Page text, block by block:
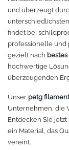
Solventdrucker
Stickmaschinen
3D-Drucker
Oracal 951
Oracal 961
Oracal 970
Oracal 970RA
Oracal 975
Oracal 451
Foison
P-Cut
Mimaki
Mutoh
Redsail
Jacken
Caps
Taschen
Ausrüstung
Angebote
Anmelden
und überzeugt
findet bei
professionelle und
gezielt nach
hochwertige
überzeugenden
Unser petg filament
Unternehmen, die
Entdecken Sie
ein Material, das
vereint.